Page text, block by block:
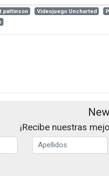
pattinson Videojuego Uncharted
¡Recibe nuestras